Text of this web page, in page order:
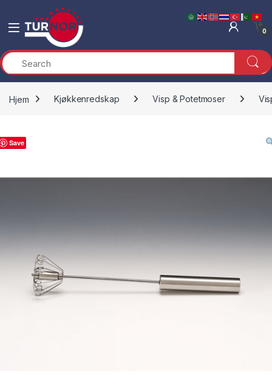
Skip to navigation
Skip to content
0
Hjem Kjøkkenredskap Visp & Potetmoser
Save